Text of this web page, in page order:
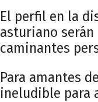
El perfil en la
asturiano
caminantes
Para amantes
ineludible para